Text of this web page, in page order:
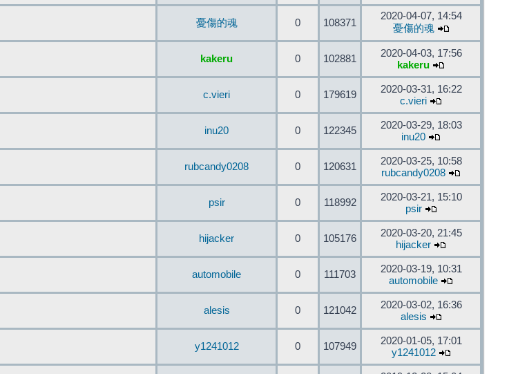
憂傷的魂 0 108371
2020-04-07, 14:54
憂傷的魂
kakeru 0 102881
2020-04-03, 17:56
kakeru
c.vieri 0 179619
2020-03-31, 16:22
c.vieri
inu20 0 122345
2020-03-29, 18:03
inu20
rubcandy0208 0 120631
2020-03-25, 10:58
rubcandy0208
psir 0 118992
2020-03-21, 15:10
psir
hijacker 0 105176
2020-03-20, 21:45
hijacker
automobile 0 111703
2020-03-19, 10:31
automobile
alesis 0 121042
2020-03-02, 16:36
alesis
y1241012 0 107949
2020-01-05, 17:01
y1241012